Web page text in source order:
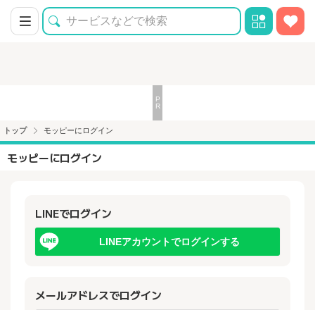
トップ モッピーにログイン
モッピーにログイン
LINEでログイン
LINEアカウントでログインする
メールアドレスでログイン